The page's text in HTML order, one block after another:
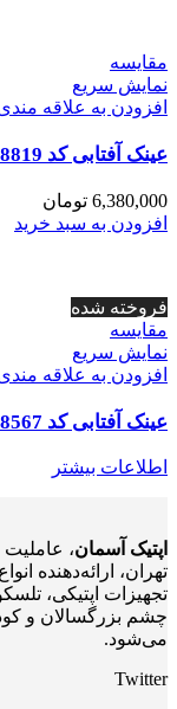
مقايسه
نمایش سریع
افزودن به علاقه
عینک آفتابی کد p8819
6,380,000 تومان
افزودن به سبد خرید
فروخته شده
مقايسه
نمایش سریع
افزودن به علاقه
عینک آفتابی کد S8567
اطلاعات بیشتر
اپتیک آسمان،
تهران، ارائه‌دهنده
تجهیزات اپتیکی،
چشم بزرگسالان و
می‌شود.
Twitter